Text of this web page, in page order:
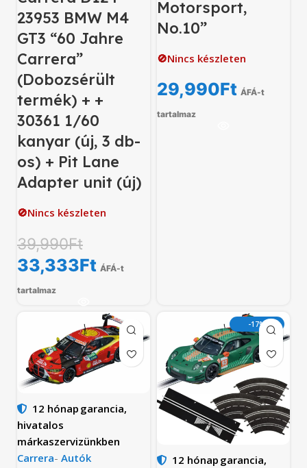
23953 BMW M4
GT3 “60 Jahre
Carrera”
(Dobozsérült
termék) + +
30361 1/60
kanyar (új, 3 db-
os) + Pit Lane
Adapter unit (új)
🚫Nincs készleten
39,990Ft
33,333Ft ÁFÁ-t
tartalmaz
Motorsport,
No.10”
🚫Nincs készleten
29,990Ft ÁFÁ-t
tartalmaz
12 hónap garancia,
hivatalos
márkaszervizünkben
Carrera- Autók
-17%
12 hónap garancia,